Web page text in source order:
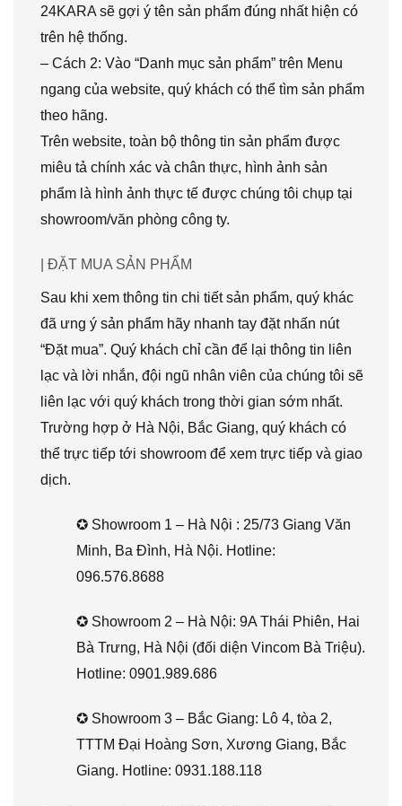
24KARA sẽ gợi ý tên sản phẩm đúng nhất hiện có
trên hệ thống.
– Cách 2: Vào “Danh mục sản phẩm” trên Menu
ngang của website, quý khách có thể tìm sản phẩm
theo hãng.
Trên website, toàn bộ thông tin sản phẩm được
miêu tả chính xác và chân thực, hình ảnh sản
phẩm là hình ảnh thực tế được chúng tôi chụp tại
showroom/văn phòng công ty.
| ĐẶT MUA SẢN PHẨM
Sau khi xem thông tin chi tiết sản phẩm, quý khác
đã ưng ý sản phẩm hãy nhanh tay đặt nhấn nút
“Đặt mua”. Quý khách chỉ cần để lại thông tin liên
lạc và lời nhắn, đội ngũ nhân viên của chúng tôi sẽ
liên lạc với quý khách trong thời gian sớm nhất.
Trường hợp ở Hà Nội, Bắc Giang, quý khách có
thể trực tiếp tới showroom để xem trực tiếp và giao
dịch.
✪ Showroom 1 – Hà Nội : 25/73 Giang Văn
Minh, Ba Đình, Hà Nội. Hotline:
096.576.8688
✪ Showroom 2 – Hà Nội: 9A Thái Phiên, Hai
Bà Trưng, Hà Nội (đối diện Vincom Bà Triệu).
Hotline: 0901.989.686
✪ Showroom 3 – Bắc Giang: Lô 4, tòa 2,
TTTM Đại Hoàng Sơn, Xương Giang, Bắc
Giang. Hotline: 0931.188.118